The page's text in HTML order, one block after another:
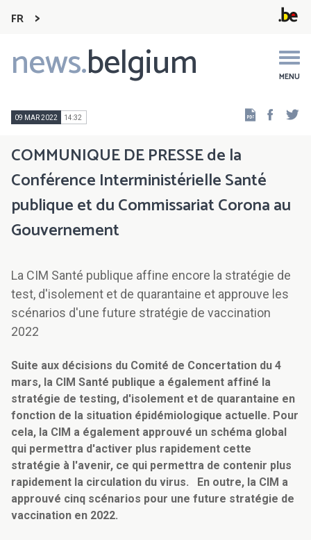
FR
news.belgium MENU
Main
navigation
09 MAR 2022 14:32
COMMUNIQUE DE PRESSE de la
Conférence Interministérielle Santé
publique et du Commissariat Corona au
Gouvernement
La CIM Santé publique affine encore la stratégie de
test, d'isolement et de quarantaine et approuve les
scénarios d'une future stratégie de vaccination
2022
Suite aux décisions du Comité de Concertation du 4
mars, la CIM Santé publique a également affiné la
stratégie de testing, d'isolement et de quarantaine en
fonction de la situation épidémiologique actuelle. Pour
cela, la CIM a également approuvé un schéma global
qui permettra d'activer plus rapidement cette
stratégie à l'avenir, ce qui permettra de contenir plus
rapidement la circulation du virus. En outre, la CIM a
approuvé cinq scénarios pour une future stratégie de
vaccination en 2022.